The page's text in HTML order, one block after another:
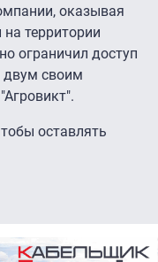
оказывая
территории
ограничил доступ
двум своим
оставлять